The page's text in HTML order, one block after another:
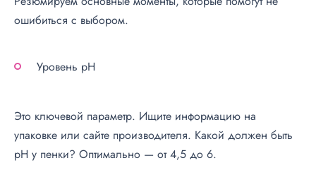
ошибиться с выбором.
Уровень pH
Это ключевой параметр. Ищите информацию на
упаковке или сайте производителя. Какой должен быть
pH у пенки? Оптимально — от 4,5 до 6.